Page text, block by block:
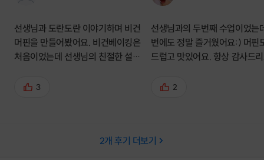
선생님과 도란도란 이야기하며 비건
머핀을 만들어봤어요. 비건베이킹은
처음이었는데 선생님의 친절한 설명
과 버터 없이도 이런맛이 가능하다니
척척 답해주시니 궁금증 해결 가능하
3
선생님과의 두번째 수업이었는
번에도 정말 즐거웠어요:) 머핀
드럽고 맛있어요. 항상 감사드
2
2개 후기 더보기